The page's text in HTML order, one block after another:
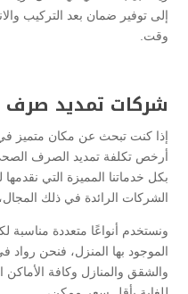
إلى توفير ضمان بعد التركيب
وقت.
شركات تمديد
إذا كنت تبحث عن مكان متميز
أرخص تكلفة تمديد الصرف
بكل خدماتنا المميزة التي
الشركات الرائدة في ذلك
ونستخدم أنواعًا متعددة
الموجود بها المنزل، فنحن
والشقق والمنازل وكافة